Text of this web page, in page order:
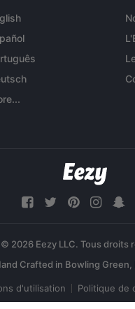
© 2026 Eezy LLC. Tous droits
d'utilisation Politique de